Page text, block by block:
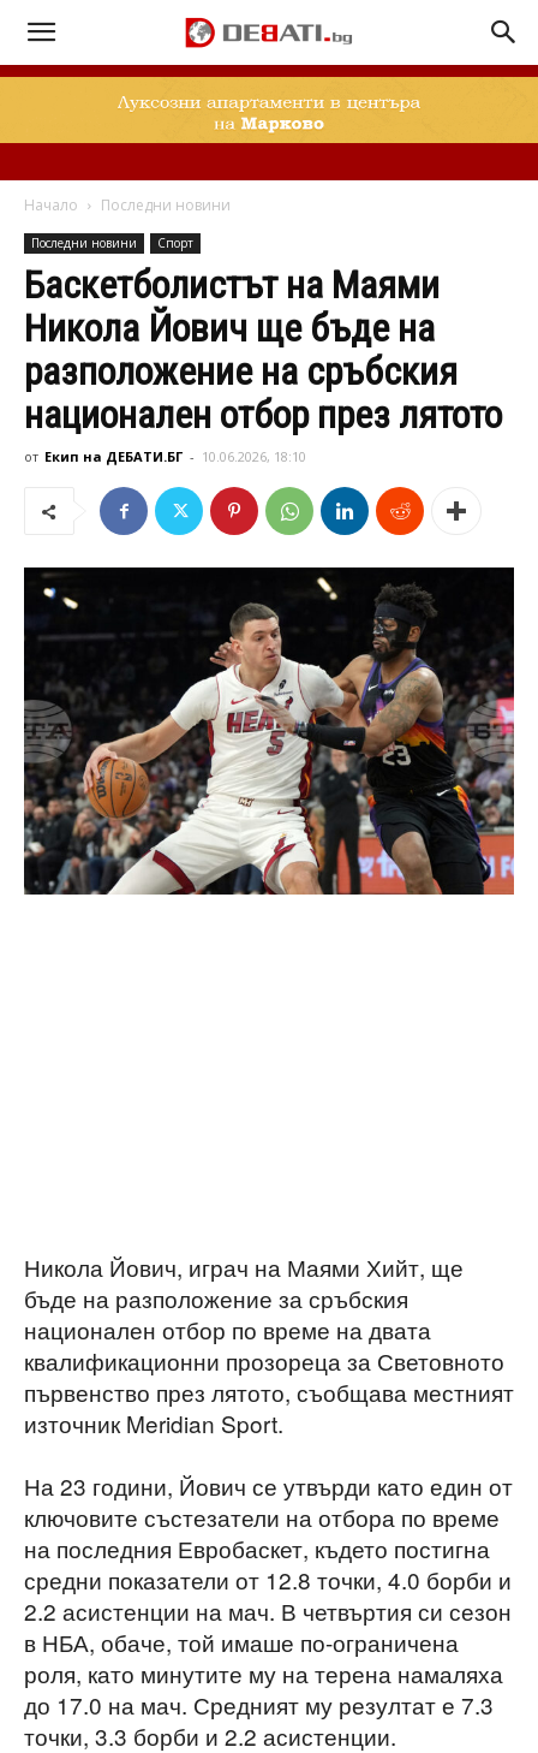
Начало Последни новини
Последни новини Спорт
Баскетболистът на Маями
Никола Йович ще бъде на
разположение на сръбския
национален отбор през лятото
от Екип на ДЕБАТИ.БГ - 10.06.2026, 18:10
Никола Йович, играч на Маями Хийт, ще
бъде на разположение за сръбския
национален отбор по време на двата
квалификационни прозореца за Световното
първенство през лятото, съобщава местният
източник Meridian Sport.
На 23 години, Йович се утвърди като един от
ключовите състезатели на отбора по време
на последния Евробаскет, където постигна
средни показатели от 12.8 точки, 4.0 борби и
2.2 асистенции на мач. В четвъртия си сезон
в НБА, обаче, той имаше по-ограничена
роля, като минутите му на терена намаляха
до 17.0 на мач. Средният му резултат е 7.3
точки, 3.3 борби и 2.2 асистенции.